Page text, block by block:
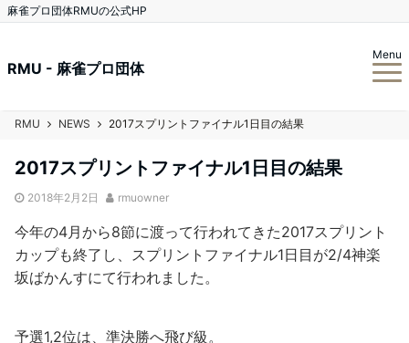
麻雀プロ団体RMUの公式HP
RMU - 麻雀プロ団体
Menu
RMU NEWS 2017スプリントファイナル1日目の結果
2017スプリントファイナル1日目の結果
2018年2月2日 rmuowner
今年の4月から8節に渡って行われてきた2017スプリント
カップも終了し、スプリントファイナル1日目が2/4神楽
坂ばかんすにて行われました。
予選1,2位は、準決勝へ飛び級。